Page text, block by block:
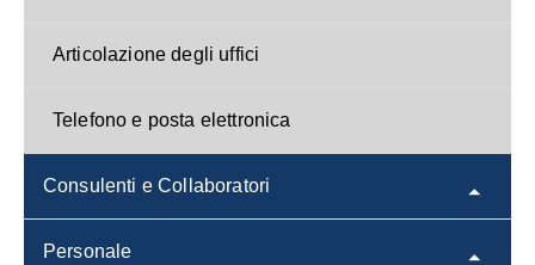
Articolazione degli uffici
Telefono e posta elettronica
Consulenti e Collaboratori
Personale